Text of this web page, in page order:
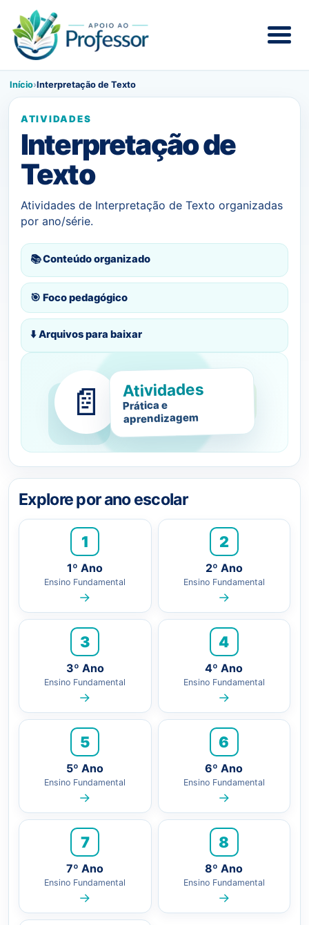
Início›Interpretação de Texto
ATIVIDADES
Interpretação de
Texto
Atividades de Interpretação de Texto organizadas
por ano/série.
📚 Conteúdo organizado
🎯 Foco pedagógico
⬇️ Arquivos para baixar
📄 Atividades
Prática e
aprendizagem
Explore por ano escolar
1
1º Ano
Ensino Fundamental
→
2
2º Ano
Ensino Fundamental
→
3
3º Ano
Ensino Fundamental
→
4
4º Ano
Ensino Fundamental
→
5
5º Ano
Ensino Fundamental
→
6
6º Ano
Ensino Fundamental
→
7
7º Ano
Ensino Fundamental
→
8
8º Ano
Ensino Fundamental
→